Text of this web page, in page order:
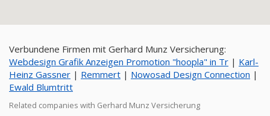
Verbundene Firmen mit Gerhard Munz Versicherung:
Webdesign Grafik Anzeigen Promotion "hoopla" in Tr | Karl-
Heinz Gassner | Remmert | Nowosad Design Connection |
Ewald Blumtritt
Related companies with Gerhard Munz Versicherung